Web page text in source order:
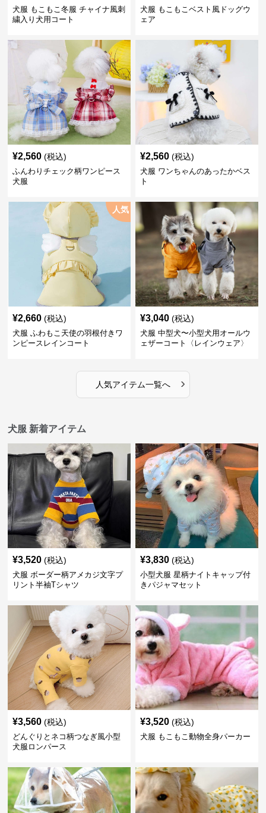
犬服 もこもこ冬服 チャイナ風刺
繍入り犬用コート
犬服 もこもこベスト風ドッグウ
ェア
¥2,560 (税込)
ふんわりチェック柄ワンピース
犬服
¥2,560 (税込)
犬服 ワンちゃんのあったかベス
ト
人気
¥2,660 (税込)
犬服 ふわもこ天使の羽根付きワ
ンピースレインコート
¥3,040 (税込)
犬服 中型犬〜小型犬用オールウ
ェザーコート〈レインウェア〉
人気アイテム一覧へ ›
犬服 新着アイテム
¥3,520 (税込)
犬服 ボーダー柄アメカジ文字プ
リント半袖Tシャツ
¥3,830 (税込)
小型犬服 星柄ナイトキャップ付
きパジャマセット
¥3,560 (税込)
どんぐりとネコ柄つなぎ風小型
犬服ロンパース
¥3,520 (税込)
犬服 もこもこ動物全身パーカー